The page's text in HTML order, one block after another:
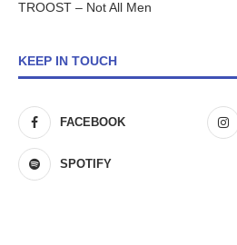
TROOST – Not All Men
KEEP IN TOUCH
FACEBOOK
SPOTIFY